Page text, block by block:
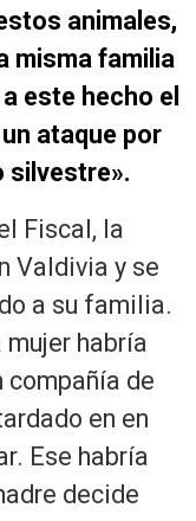
animales,
misma familia
este hecho el
ataque por
silvestre».
Fiscal, la
Valdivia y se
a su familia.
habría
compañía de
en en
Ese habría
decide